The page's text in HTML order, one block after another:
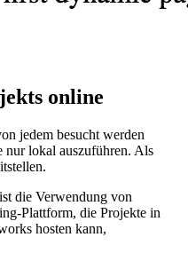
online
jedem besucht werden
nur lokal auszuführen. Als
die Verwendung von
Plattform, die Projekte in
hosten kann,